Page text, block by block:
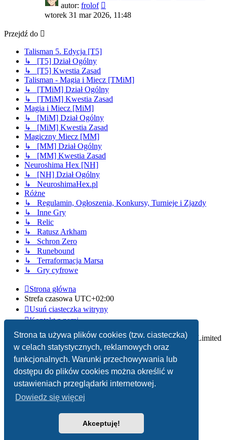
Strona ta używa plików cookies (tzw. ciasteczka)
w celach statystycznych, reklamowych oraz
funkcjonalnych. Warunki przechowywania lub
dostępu do plików cookies można określić w
ustawieniach przeglądarki internetowej.
Dowiedz się więcej
Akceptuję!
autor: frolof
najnowszy
post
wtorek 31 mar 2026, 11:48
Przejdź do
Talisman 5. Edycja [T5]
↳ [T5] Dział Ogólny
↳ [T5] Kwestia Zasad
Talisman - Magia i Miecz [TMiM]
↳ [TMiM] Dział Ogólny
↳ [TMiM] Kwestia Zasad
Magia i Miecz [MiM]
↳ [MiM] Dział Ogólny
↳ [MiM] Kwestia Zasad
Magiczny Miecz [MM]
↳ [MM] Dział Ogólny
↳ [MM] Kwestia Zasad
Neuroshima Hex [NH]
↳ [NH] Dział Ogólny
↳ NeuroshimaHex.pl
Różne
↳ Regulamin, Ogłoszenia, Konkursy, Turnieje i Zjazdy
↳ Inne Gry
↳ Relic
↳ Ratusz Arkham
↳ Schron Zero
↳ Runebound
↳ Terraformacja Marsa
↳ Gry cyfrowe
Strona główna
Strefa czasowa UTC+02:00
Usuń ciasteczka witryny
Kontakt z nami
Technologię dostarczaphpBB® Forum Software © phpBB Limited
Polski pakiet językowy dostarczaphpBB.pl
Zasady ochrony danych osobowych |Regulamin